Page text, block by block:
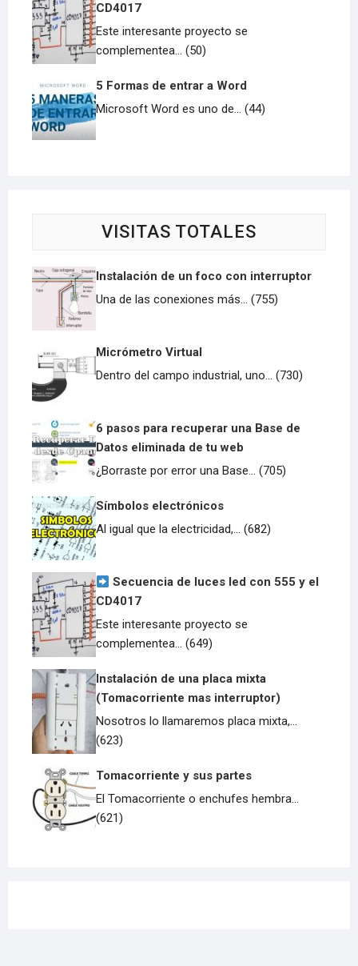
CD4017
Este interesante proyecto se
complementea... (50)
5 Formas de entrar a Word
Microsoft Word es uno de... (44)
VISITAS TOTALES
Instalación de un foco con interruptor
Una de las conexiones más... (755)
Micrómetro Virtual
Dentro del campo industrial, uno... (730)
6 pasos para recuperar una Base de
Datos eliminada de tu web
¿Borraste por error una Base... (705)
Símbolos electrónicos
Al igual que la electricidad,... (682)
Secuencia de luces led con 555 y el
CD4017
Este interesante proyecto se
complementea... (649)
Instalación de una placa mixta
(Tomacorriente mas interruptor)
Nosotros lo llamaremos placa mixta,...
(623)
Tomacorriente y sus partes
El Tomacorriente o enchufes hembra...
(621)